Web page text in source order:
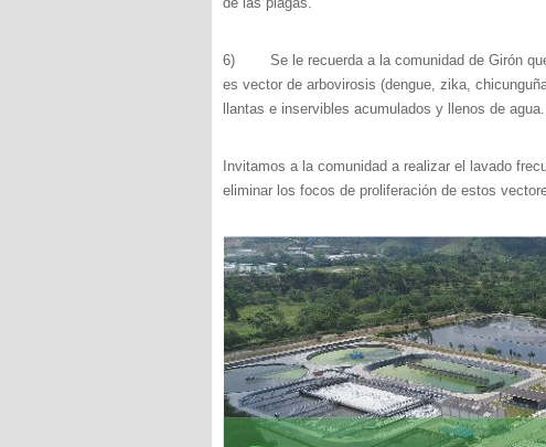
6) Se le recuerda a la comunidad de Girón que
es vector de arbovirosis (dengue, zika,
llantas e inservibles acumulados y llenos de agua.
Invitamos a la comunidad a realizar el lavado
eliminar los focos de proliferación de estos